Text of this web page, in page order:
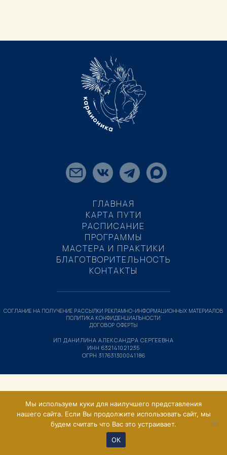
ГЛАВНАЯ
КАРТА ПУТИ
РАСПИСАНИЕ
ПРОГРАММЫ
МАСТЕРА И ПРАКТИКИ
БЛАГОТВОРИТЕЛЬНОСТЬ
КОНТАКТЫ
ИП ДАНИЛИНА АЛЕКСАНДРА СЕРГЕЕВНА
ИНН 632141021235
ОГРН 317631300041186
СОГЛАНИЕ НА ПОЛУЧЕНИЕ РАССЫЛКИ РЕКЛАМНО-ИНФОРМАЦИОННЫХ МАТЕРИАЛОВ
ПОЛИТИКА КОНФИДЕНЦИАЛЬНОСТИ
ДОГОВОР ОФЕРТЫ
Мы используем куки для наилучшего представления
нашего сайта. Если Вы продолжите использовать сайт, мы
будем считать что Вас это устраивает.
ОК